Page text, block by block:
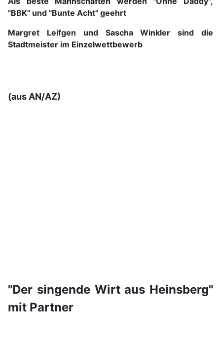
"BBK" und "Bunte Acht" geehrt
Margret Leifgen und Sascha Winkler sind die
Stadtmeister im Einzelwettbewerb
(aus AN/AZ)
"Der singende Wirt aus Heinsberg"
mit Partner